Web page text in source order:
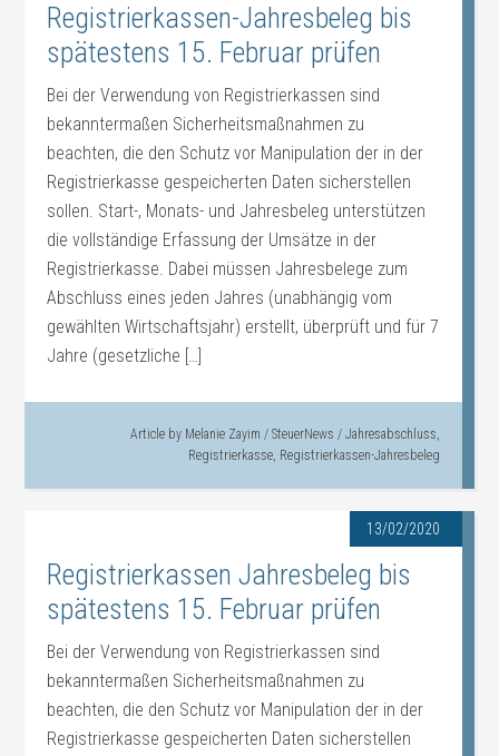
Registrierkassen-Jahresbeleg bis
spätestens 15. Februar prüfen
Bei der Verwendung von Registrierkassen sind
bekanntermaßen Sicherheitsmaßnahmen zu
beachten, die den Schutz vor Manipulation der in der
Registrierkasse gespeicherten Daten sicherstellen
sollen. Start-, Monats- und Jahresbeleg unterstützen
die vollständige Erfassung der Umsätze in der
Registrierkasse. Dabei müssen Jahresbelege zum
Abschluss eines jeden Jahres (unabhängig vom
gewählten Wirtschaftsjahr) erstellt, überprüft und für 7
Jahre (gesetzliche […]
Article by Melanie Zayim / SteuerNews / Jahresabschluss,
Registrierkasse, Registrierkassen-Jahresbeleg
13/02/2020
Registrierkassen Jahresbeleg bis
spätestens 15. Februar prüfen
Bei der Verwendung von Registrierkassen sind
bekanntermaßen Sicherheitsmaßnahmen zu
beachten, die den Schutz vor Manipulation der in der
Registrierkasse gespeicherten Daten sicherstellen